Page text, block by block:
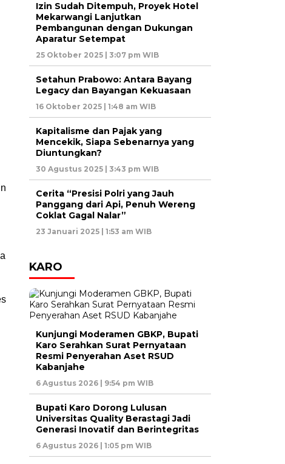
Izin Sudah Ditempuh, Proyek Hotel
Mekarwangi Lanjutkan
Pembangunan dengan Dukungan
Aparatur Setempat
25 Oktober 2025 | 3:07 pm WIB
Setahun Prabowo: Antara Bayang
Legacy dan Bayangan Kekuasaan
16 Oktober 2025 | 1:48 am WIB
Kapitalisme dan Pajak yang
Mencekik, Siapa Sebenarnya yang
Diuntungkan?
30 Agustus 2025 | 3:43 pm WIB
Cerita “Presisi Polri yang Jauh
Panggang dari Api, Penuh Wereng
Coklat Gagal Nalar”
23 Januari 2025 | 1:53 am WIB
KARO
Kunjungi Moderamen GBKP, Bupati
Karo Serahkan Surat Pernyataan
Resmi Penyerahan Aset RSUD
Kabanjahe
6 Agustus 2026 | 9:54 pm WIB
Bupati Karo Dorong Lulusan
Universitas Quality Berastagi Jadi
Generasi Inovatif dan Berintegritas
6 Agustus 2026 | 1:05 pm WIB